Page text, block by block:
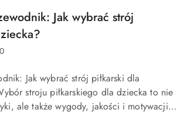
Jak wybrać strój
Jak wybrać strój piłkarski dla
stroju piłkarskiego dla dziecka to nie
ale także wygody, jakości i motywacji